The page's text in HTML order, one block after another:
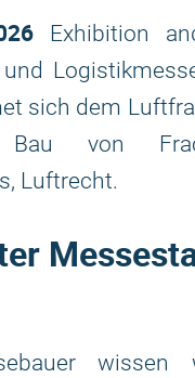
Exhibition
sich dem
Bau von
Luftrecht.